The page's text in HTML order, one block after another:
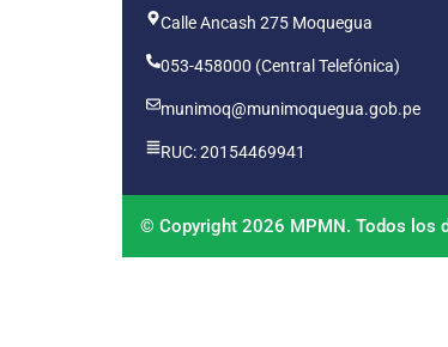
Calle Ancash 275 Moquegua
053-458000 (Central Telefónica)
munimoq@munimoquegua.gob.pe
RUC: 20154469941
© Copyright 2026 MPMN. Todos los